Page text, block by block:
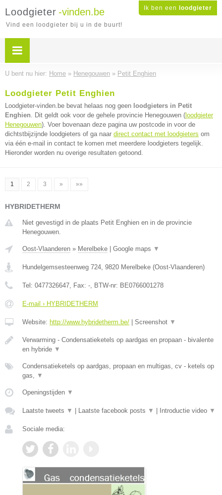
Ik ben een loodgieter
Loodgieter -vinden.be
Vind een loodgieter bij u in de buurt!
U bent nu hier: Home » Henegouwen » Petit Enghien
Loodgieter Petit Enghien
Loodgieter-vinden.be bevat helaas nog geen loodgieters in Petit
Enghien. Dit geldt ook voor de gehele provincie Henegouwen ( loodgieter
Henegouwen). Voer bovenaan deze pagina uw postcode in voor de
dichtstbijzijnde loodgieters of ga naar direct contact met loodgieters om
via één e-mail in contact te komen met meerdere loodgieters tegelijk.
Hieronder worden nu overige resultaten getoond.
1 2 3 » »»
HYBRIDETHERM
Niet gevestigd in de plaats Petit Enghien en in de provincie
Henegouwen.
Oost-Vlaanderen » Merelbeke Google maps ▼
Hundelgemsesteenweg 724, 9820 Merelbeke (Oost-Vlaanderen)
Tel: 0477326647, Fax: -, BTW-nr: BE0766001278
E-mail › HYBRIDETHERM
Website: http://www.hybridetherm.be/ Screenshot ▼
Verwarming - Condensatieketels op aardgas en propaan - bivalente
en hybride ▼
Condensatieketels op aardgas, propaan en multigas, cv - ketels op
gas, ▼
Openingstijden ▼
Laatste tweets ▼ Laatste facebook posts ▼ Introductie video ▼
Sociale media: